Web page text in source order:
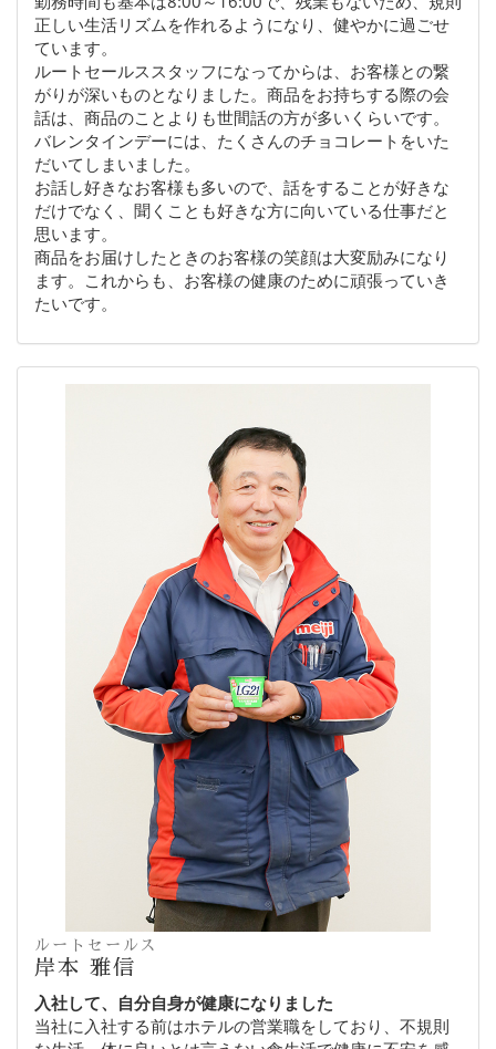
正しい生活リズムを作れるようになり、健やかに過ごせ
ています。
ルートセールススタッフになってからは、お客様との繋
がりが深いものとなりました。商品をお持ちする際の会
話は、商品のことよりも世間話の方が多いくらいです。
バレンタインデーには、たくさんのチョコレートをいた
だいてしまいました。
お話し好きなお客様も多いので、話をすることが好きな
だけでなく、聞くことも好きな方に向いている仕事だと
思います。
商品をお届けしたときのお客様の笑顔は大変励みになり
ます。これからも、お客様の健康のために頑張っていき
たいです。
ルートセールス
岸本 雅信
入社して、自分自身が健康になりました
当社に入社する前はホテルの営業職をしており、不規則